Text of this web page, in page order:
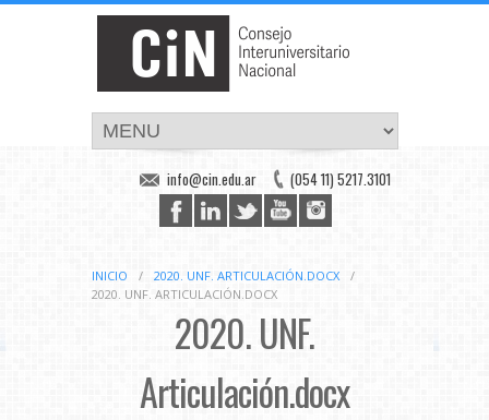
(054 11) 5217.3101
info@cin.edu.ar
INICIO / 2020. UNF. ARTICULACIÓN.DOCX
/
2020. UNF. ARTICULACIÓN.DOCX
2020. UNF.
Articulación.docx